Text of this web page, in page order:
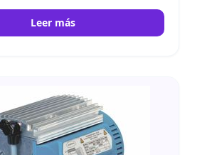
Leer más